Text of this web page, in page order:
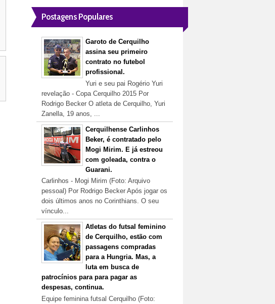
Postagens Populares
Garoto de Cerquilho
assina seu primeiro
contrato no futebol
profissional.
Yuri e seu pai Rogério Yuri
revelação - Copa Cerquilho 2015 Por
Rodrigo Becker O atleta de Cerquilho, Yuri
Zanella, 19 anos, ...
Cerquilhense Carlinhos
Beker, é contratado pelo
Mogi Mirim. E já estreou
com goleada, contra o
Guarani.
Carlinhos - Mogi Mirim (Foto: Arquivo
pessoal) Por Rodrigo Becker Após jogar os
dois últimos anos no Corinthians. O seu
vínculo...
Atletas do futsal feminino
de Cerquilho, estão com
passagens compradas
para a Hungria. Mas, a
luta em busca de
patrocínios para para pagar as
despesas, continua.
Equipe feminina futsal Cerquilho (Foto: